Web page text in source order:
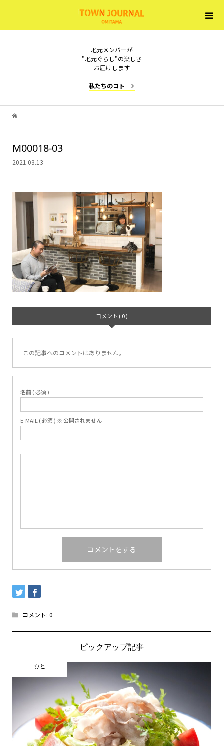
地元メンバーが
"地元ぐらし"の楽しさ
お届けします
私たちのコト
M00018-03
2021.03.13
コメント ( 0 )
この記事へのコメントはありません。
名前 ( 必須 )
E-MAIL ( 必須 ) ※ 公開されません
コメント: 0
ピックアップ記事
ひと